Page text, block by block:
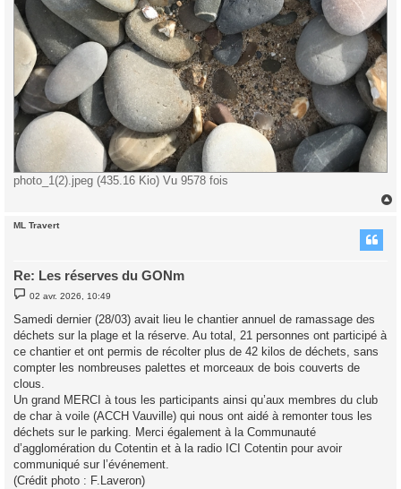
photo_1(2).jpeg (435.16 Kio) Vu 9578 fois
ML Travert
Re: Les réserves du GONm
M
e
s
a
e
02 avr. 2026, 10:49
Samedi dernier (28/03) avait lieu le chantier annuel de ramassage des
déchets sur la plage et la réserve. Au total, 21 personnes ont participé à
ce chantier et ont permis de récolter plus de 42 kilos de déchets, sans
compter les nombreuses palettes et morceaux de bois couverts de
clous.
Un grand MERCI à tous les participants ainsi qu’aux membres du club
de char à voile (ACCH Vauville) qui nous ont aidé à remonter tous les
déchets sur le parking. Merci également à la Communauté
d’agglomération du Cotentin et à la radio ICI Cotentin pour avoir
communiqué sur l’événement.
(Crédit photo : F.Laveron)